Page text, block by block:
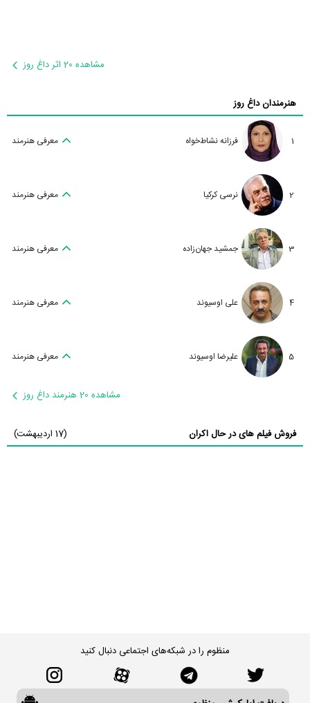
مشاهده 20 اثر داغ روز
هنرمندان داغ روز
1 فرزانه نشاط‌خواه معرفی هنرمند
2 نرسی کرکیا معرفی هنرمند
3 جمشید جهان‌زاده معرفی هنرمند
4 علی اوسیوند معرفی هنرمند
5 علیرضا اوسیوند معرفی هنرمند
مشاهده 20 هنرمند داغ روز
فروش فیلم های در حال اکران (17 اردیبهشت)
منظوم را در شبکه‌های اجتماعی دنبال کنید